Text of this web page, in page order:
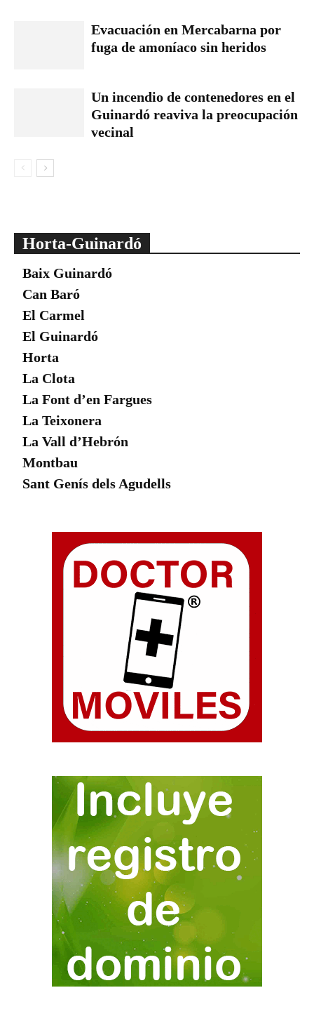
Evacuación en Mercabarna por
fuga de amoníaco sin heridos
Un incendio de contenedores en el
Guinardó reaviva la preocupación
vecinal
Horta-Guinardó
Baix Guinardó
Can Baró
El Carmel
El Guinardó
Horta
La Clota
La Font d’en Fargues
La Teixonera
La Vall d’Hebrón
Montbau
Sant Genís dels Agudells